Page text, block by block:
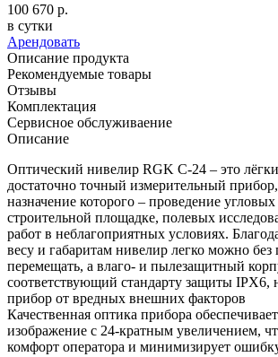
100 670 р.
в сутки
Арендовать
Описание продукта
Рекомендуемые товары
Отзывы
Комплектация
Сервисное обслуживаение
Описание
Оптический нивелир RGK C-24 – это
достаточно точный измерительный
назначение которого – проведение
строительной площадке, полевых
работ в неблагоприятных условиях.
весу и габаритам нивелир легко можно без
перемещать, а влаго- и пылезащитный
соответствующий стандарту защиты IPХ6,
прибор от вредных внешних факторов
Качественная оптика прибора
изображение с 24-кратным увеличением,
комфорт оператора и минимизирует